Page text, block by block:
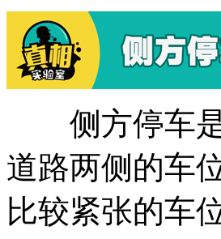
侧方停车是
道路两侧的车
比较紧张的车